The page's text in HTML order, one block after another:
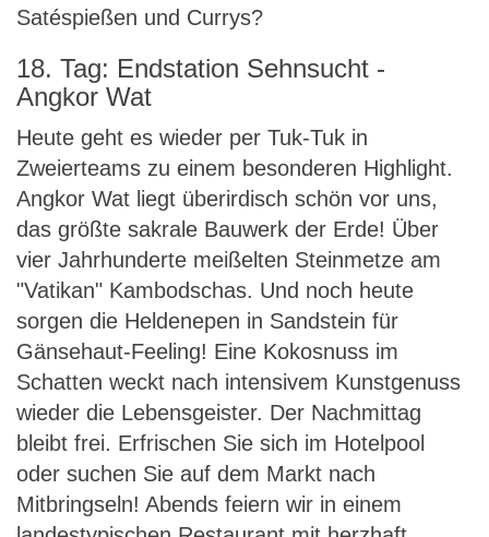
Satéspießen und Currys?
18. Tag: Endstation Sehnsucht -
Angkor Wat
Heute geht es wieder per Tuk-Tuk in
Zweierteams zu einem besonderen Highlight.
Angkor Wat liegt überirdisch schön vor uns,
das größte sakrale Bauwerk der Erde! Über
vier Jahrhunderte meißelten Steinmetze am
"Vatikan" Kambodschas. Und noch heute
sorgen die Heldenepen in Sandstein für
Gänsehaut-Feeling! Eine Kokosnuss im
Schatten weckt nach intensivem Kunstgenuss
wieder die Lebensgeister. Der Nachmittag
bleibt frei. Erfrischen Sie sich im Hotelpool
oder suchen Sie auf dem Markt nach
Mitbringseln! Abends feiern wir in einem